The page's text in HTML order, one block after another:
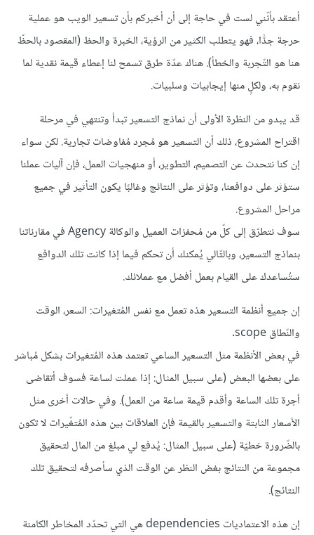
أعتقد بأنّني لست في حاجة إلى أن أخبركم بأن تسعير الويب هو عملية
حرجة جدًّا، فهو يتطلب الكثير من الرؤية، الخبرة والحظ (المقصود بالحظّ
هنا هو التّجربة والخطأ). هناك عدّة طرق تسمح لنا إعطاء قيمة نقدية لما
نقوم به، ولكلٍ منها إيجابيات وسلبيات.
قد يبدو من النظرة الأولى أن نماذج التسعير تبدأ وتنتهي في مرحلة
اقتراح المشروع، ذلك أن التسعير هو مُجرد مُفاوضات تجارية. لكن سواء
إن كنا نتحدث عن التصميم، التطوير، أو منهجيات العمل، فإن آليات عملنا
ستؤثر على دوافعنا، وتؤثر على النتائج وغالبًا يكون التأثير في جميع
مراحل المشروع.
سوف نتطرّق إلى كلّ من مُحفزات العميل والوكالة Agency في مقارناتنا
بنماذج التسعير، وبالتّالي يُمكنك أن تحكم فيما إذا كانت تلك الدوافع
ستُساعدك على القيام بعمل أفضل مع عملائك.
إن جميع أنظمة التسعير هذه تعمل مع نفس المُتغيرات: السعر، الوقت
والنّطاق scope.
في بعض الأنظمة مثل التسعير الساعي تعتمد هذه المُتغيرات بشكل مُباشر
على بعضها البعض (على سبيل المثال: إذا عملت لساعة فسوف أتقاضى
أجرة تلك الساعة وأقدم قيمة ساعة من العمل). وفي حالات أخرى مثل
الأسعار الثابتة والتسعير بالقيمة فإن العلاقات بين هذه المُتغّيرات لا تكون
بالضّرورة خطيّة (على سبيل المثال: يُدفع لي مبلغ من المال لتحقيق
مجموعة من النتائج بغض النظر عن الوقت الذي سأصرفه لتحقيق تلك
النتائج).
إن هذه الاعتماديات dependencies هي التي تحدّد المخاطر الكامنة